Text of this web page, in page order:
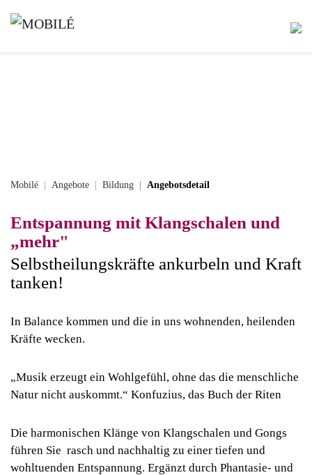
Mobilé Angebote Bildung Angebotsdetail
Entspannung mit Klangschalen und
„mehr"
Selbstheilungskräfte ankurbeln und Kraft
tanken!
In Balance kommen und die in uns wohnenden, heilenden
Kräfte wecken.
„Musik erzeugt ein Wohlgefühl, ohne das die menschliche
Natur nicht auskommt.“ Konfuzius, das Buch der Riten
Die harmonischen Klänge von Klangschalen und Gongs
führen Sie rasch und nachhaltig zu einer tiefen und
wohltuenden Entspannung. Ergänzt durch Phantasie- und